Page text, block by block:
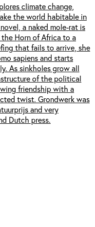
climate change,
the world habitable in
a naked mole-rat is
Horn of Africa to a
that fails to arrive, she
sapiens and starts
As sinkholes grow all
of the political
friendship with a
twist. Grondwerk was
and very
Dutch press.